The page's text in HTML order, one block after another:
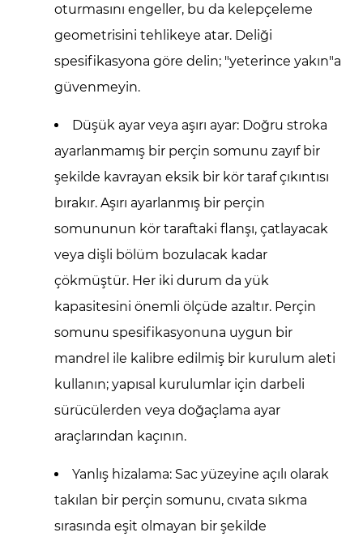
oturmasını engeller, bu da kelepçeleme
geometrisini tehlikeye atar. Deliği
spesifikasyona göre delin; "yeterince yakın"a
güvenmeyin.
Düşük ayar veya aşırı ayar: Doğru stroka
ayarlanmamış bir perçin somunu zayıf bir
şekilde kavrayan eksik bir kör taraf çıkıntısı
bırakır. Aşırı ayarlanmış bir perçin
somununun kör taraftaki flanşı, çatlayacak
veya dişli bölüm bozulacak kadar
çökmüştür. Her iki durum da yük
kapasitesini önemli ölçüde azaltır. Perçin
somunu spesifikasyonuna uygun bir
mandrel ile kalibre edilmiş bir kurulum aleti
kullanın; yapısal kurulumlar için darbeli
sürücülerden veya doğaçlama ayar
araçlarından kaçının.
Yanlış hizalama: Sac yüzeyine açılı olarak
takılan bir perçin somunu, cıvata sıkma
sırasında eşit olmayan bir şekilde